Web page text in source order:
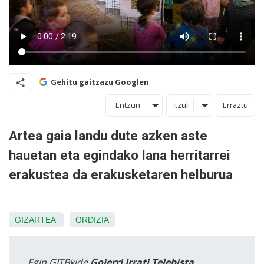
Gehitu gaitzazu Googlen
Entzun Itzuli Erraztu
Artea gaia landu dute azken aste
hauetan eta egindako lana herritarrei
erakustea da erakusketaren helburua
GIZARTEA ORDIZIA